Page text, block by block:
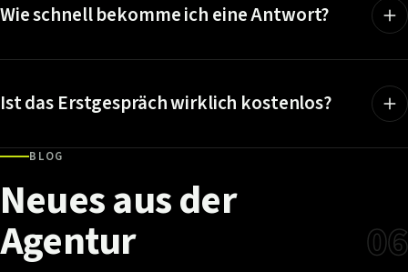
Wie schnell bekomme ich eine Antwort?
Ist das Erstgespräch wirklich kostenlos?
BLOG
Neuesausder
Agentur 06